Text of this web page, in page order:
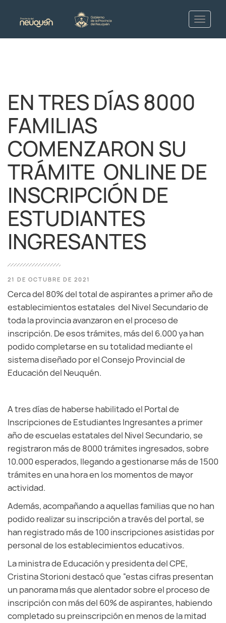
EN TRES DÍAS 8000
FAMILIAS
COMENZARON SU
TRÁMITE ONLINE DE
INSCRIPCIÓN DE
ESTUDIANTES
INGRESANTES
21 DE OCTUBRE DE 2021
Cerca del 80% del total de aspirantes a primer año de
establecimientos estatales del Nivel Secundario de
toda la provincia avanzaron en el proceso de
inscripción. De esos trámites, más del 6.000 ya han
podido completarse en su totalidad mediante el
sistema diseñado por el Consejo Provincial de
Educación del Neuquén.
A tres días de haberse habilitado el Portal de
Inscripciones de Estudiantes Ingresantes a primer
año de escuelas estatales del Nivel Secundario, se
registraron más de 8000 trámites ingresados, sobre
10.000 esperados, llegando a gestionarse más de 1500
trámites en una hora en los momentos de mayor
actividad.
Además, acompañando a aquellas familias que no han
podido realizar su inscripción a través del portal, se
han registrado más de 100 inscripciones asistidas por
personal de los establecimientos educativos.
La ministra de Educación y presidenta del CPE,
Cristina Storioni destacó que “estas cifras presentan
un panorama más que alentador sobre el proceso de
inscripción con más del 60% de aspirantes, habiendo
completado su preinscripción en menos de la mitad